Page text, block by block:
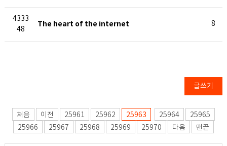
4333
48
The heart of the internet 8
글쓰기
처음 이전 25961 25962 25963 25964
25965
25966
25967 25968 25969 25970 다음 맨끝